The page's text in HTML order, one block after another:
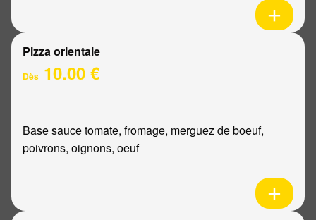
Pizza orientale
Dès 10.00 €
Base sauce tomate, fromage, merguez de boeuf,
poivrons, oignons, oeuf